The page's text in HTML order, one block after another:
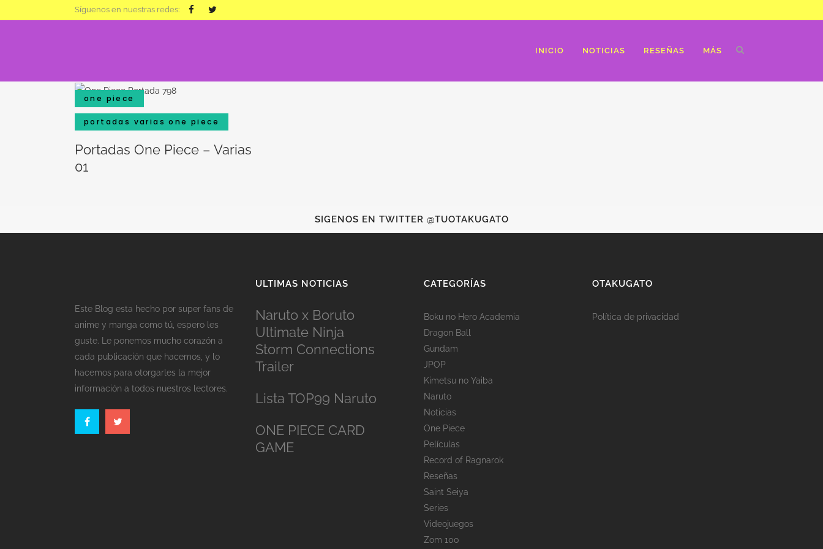
Síguenos en nuestras redes:
INICIO NOTICIAS RESEÑAS MÁS
one piece
portadas varias one piece
Portadas One Piece – Varias
01
SIGENOS EN TWITTER @TUOTAKUGATO
Este Blog esta hecho por super fans de
anime y manga como tú, espero les
guste. Le ponemos mucho corazón a
cada publicación que hacemos, y lo
hacemos para otorgarles la mejor
información a todos nuestros lectores.
ULTIMAS NOTICIAS
Naruto x Boruto
Ultimate Ninja
Storm Connections
Trailer
Lista TOP99 Naruto
ONE PIECE CARD
GAME
CATEGORÍAS
Boku no Hero Academia
Dragon Ball
Gundam
JPOP
Kimetsu no Yaiba
Naruto
Noticias
One Piece
Películas
Record of Ragnarok
Reseñas
Saint Seiya
Series
Videojuegos
Zom 100
OTAKUGATO
Política de privacidad